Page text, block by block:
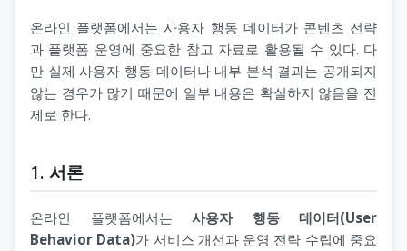
온라인 플랫폼에서는 사용자 행동 데이터가 콘텐츠 전략
과 플랫폼 운영에 중요한 참고 자료로 활용될 수 있다. 다
만 실제 사용자 행동 데이터나 내부 분석 결과는 공개되지
않는 경우가 많기 때문에 일부 내용은 확실하지 않음을 전
제로 한다.
1. 서론
온라인 플랫폼에서는 사용자 행동 데이터(User
Behavior Data)가 서비스 개선과 운영 전략 수립에 중요